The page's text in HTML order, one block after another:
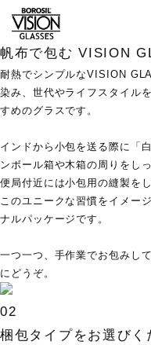
01
帆布で包む VISION
耐熱でシンプルなVISION
染み、世代やライフスタイル
すめのグラスです。
インドから小包を送る際に「
ンボール箱や木箱の周りをし
便局付近には小包用の縫製を
このユニークな習慣をイメー
ナルパッケージです。
一つ一つ、手作業でお包みし
にどうぞ。
02
梱包タイプをお選びく